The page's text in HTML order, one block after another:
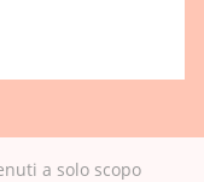
a solo scopo